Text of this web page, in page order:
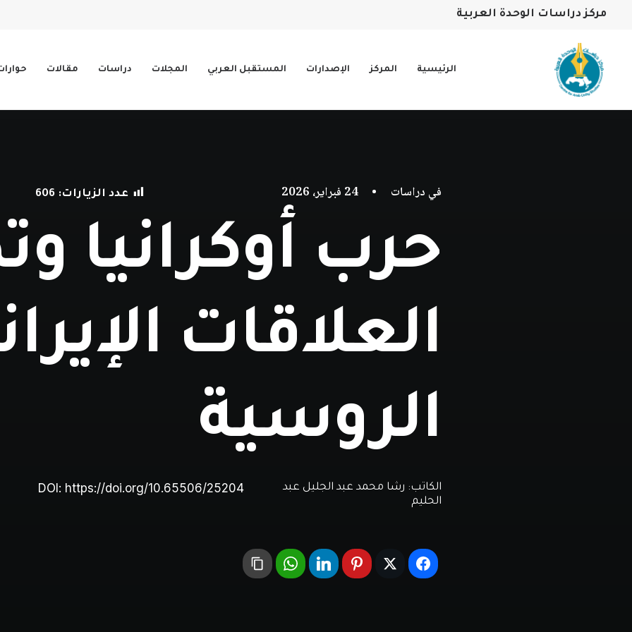
مركز دراسات الوحدة العربية
الرئيسية المركز الإصدارات المستقبل العربي المجلات دراسات مقالات
في دراسات • 24 فبراير، 2026 عدد الزيارات: 606
حرب أوكرانيا
العلاقات
الروسية
الكاتب: رشا محمد عبد الجليل عبد
الحليم
DOI: https://doi.org/10.65506/25204